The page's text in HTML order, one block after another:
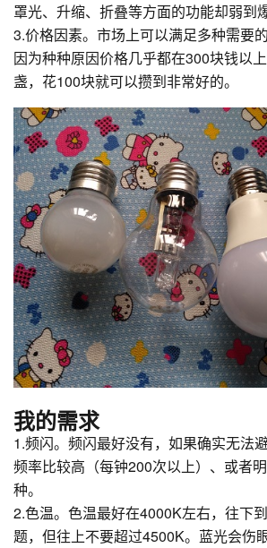
罩光、升缩、折叠等方面的功能却弱到爆
3.价格因素。市场上可以满足多种需要
因为种种原因价格几乎都在300块钱以
盏，花100块就可以攒到非常好的。
我的需求
1.频闪。频闪最好没有，如果确实无法
频率比较高（每钟200次以上）、或者
种。
2.色温。色温最好在4000K左右，往下
题，但往上不要超过4500K。蓝光会伤